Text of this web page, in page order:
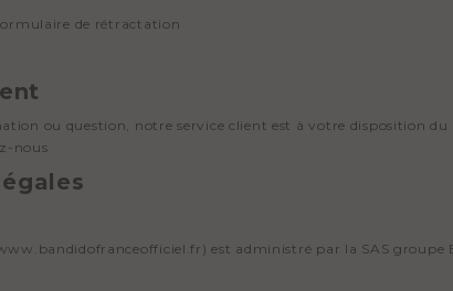
de rétractation
ou question, notre service client est à votre disposition
nous
est administré par la SAS groupe